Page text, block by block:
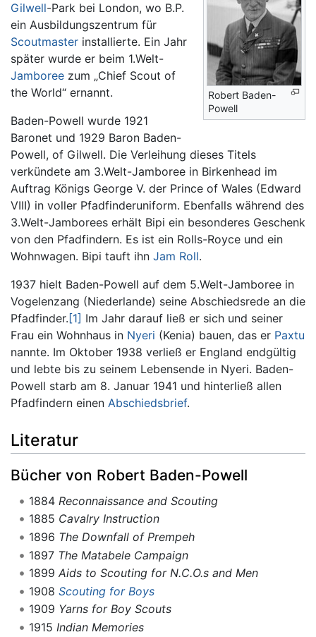
Robert Baden-
Powell
Gilwell-Park bei London, wo B.P.
ein Ausbildungszentrum für
Scoutmaster installierte. Ein Jahr
später wurde er beim 1.Welt-
Jamboree zum „Chief Scout of
the World“ ernannt.
Baden-Powell wurde 1921
Baronet und 1929 Baron Baden-
Powell, of Gilwell. Die Verleihung dieses Titels
verkündete am 3.Welt-Jamboree in Birkenhead im
Auftrag Königs George V. der Prince of Wales (Edward
VIII) in voller Pfadfinderuniform. Ebenfalls während des
3.Welt-Jamborees erhält Bipi ein besonderes Geschenk
von den Pfadfindern. Es ist ein Rolls-Royce und ein
Wohnwagen. Bipi tauft ihn Jam Roll.
1937 hielt Baden-Powell auf dem 5.Welt-Jamboree in
Vogelenzang (Niederlande) seine Abschiedsrede an die
Pfadfinder. [1] Im Jahr darauf ließ er sich und seiner
Frau ein Wohnhaus in Nyeri (Kenia) bauen, das er Paxtu
nannte. Im Oktober 1938 verließ er England endgültig
und lebte bis zu seinem Lebensende in Nyeri. Baden-
Powell starb am 8. Januar 1941 und hinterließ allen
Pfadfindern einen Abschiedsbrief.
Literatur
Bücher von Robert Baden-Powell
1884 Reconnaissance and Scouting
1885 Cavalry Instruction
1896 The Downfall of Prempeh
1897 The Matabele Campaign
1899 Aids to Scouting for N.C.O.s and Men
1908 Scouting for Boys
1909 Yarns for Boy Scouts
1915 Indian Memories